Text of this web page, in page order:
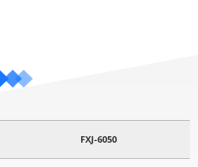
FXJ-6050